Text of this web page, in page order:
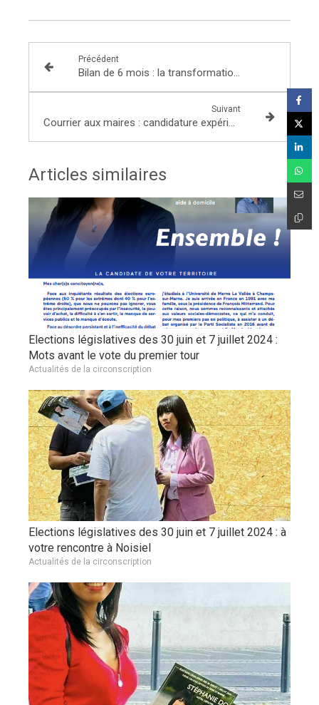
Précédent
Bilan de 6 mois : la transformation en marche
Suivant
Courrier aux maires : candidature expérimentation au dispositif de police de sécurité du quotidien
Articles similaires
Elections législatives des 30 juin et 7 juillet 2024 :
Mots avant le vote du premier tour
Actualités de la circonscription
Elections législatives des 30 juin et 7 juillet 2024 : à
votre rencontre à Noisiel
Actualités de la circonscription